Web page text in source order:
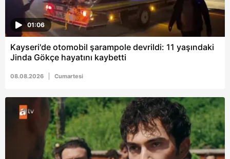
01:06
Kayseri'de otomobil şarampole devrildi: 11 yaşındaki
Jinda Gökçe hayatını kaybetti
08.08.2026 Cumartesi